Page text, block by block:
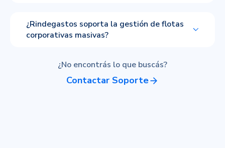
¿Rindegastos soporta la gestión de flotas
corporativas masivas?
¿No encontrás lo que buscás?
Contactar Soporte